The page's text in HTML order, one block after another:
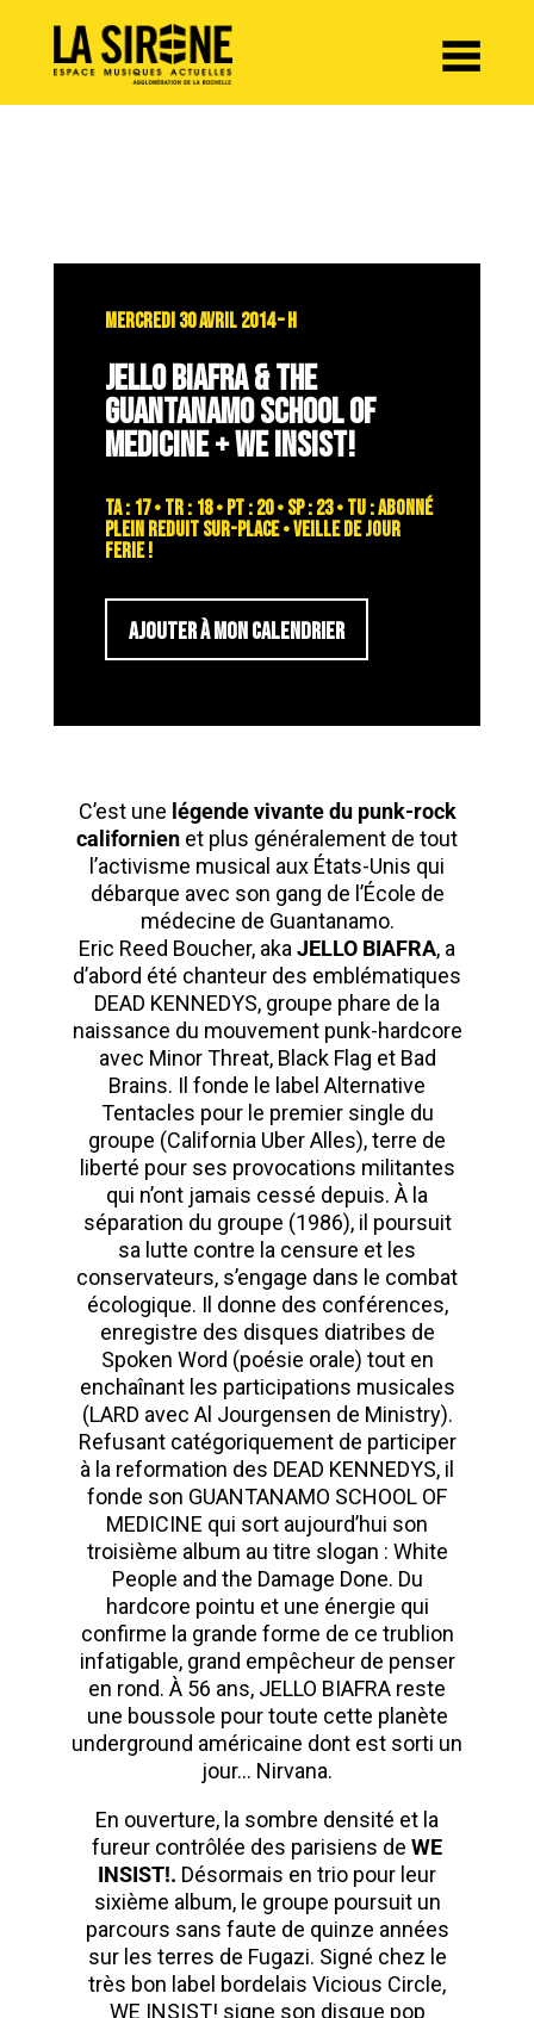
MERCREDI 30 AVRIL 2014 – H
JELLO BIAFRA & THE
GUANTANAMO SCHOOL OF
MEDICINE + WE INSIST!
TA : 17 • TR : 18 • PT : 20 • SP : 23 • TU : abonné
plein reduit sur-place • VEILLE DE JOUR
FERIE !
AJOUTER À MON CALENDRIER
C’est une légende vivante du punk-rock
californien et plus généralement de tout
l’activisme musical aux États-Unis qui
débarque avec son gang de l’École de
médecine de Guantanamo.
Eric Reed Boucher, akaJELLO BIAFRA, a
d’abord été chanteur des emblématiques
DEAD KENNEDYS, groupe phare de la
naissance du mouvement punk-hardcore
avec Minor Threat, Black Flag et Bad
Brains. Il fonde le label Alternative
Tentacles pour le premier single du
groupe (California Uber Alles), terre de
liberté pour ses provocations militantes
qui n’ont jamais cessé depuis. À la
séparation du groupe (1986), il poursuit
sa lutte contre la censure et les
conservateurs, s’engage dans le combat
écologique. Il donne des conférences,
enregistre des disques diatribes de
Spoken Word (poésie orale) tout en
enchaînant les participations musicales
(LARD avec Al Jourgensen de Ministry).
Refusant catégoriquement de participer
à la reformation des DEAD KENNEDYS, il
fonde son GUANTANAMO SCHOOL OF
MEDICINE qui sort aujourd’hui son
troisième album au titre slogan : White
People and the Damage Done. Du
hardcore pointu et une énergie qui
confirme la grande forme de ce trublion
infatigable, grand empêcheur de penser
en rond. À 56 ans, JELLO BIAFRA reste
une boussole pour toute cette planète
underground américaine dont est sorti un
jour… Nirvana.
En ouverture, la sombre densité et la
fureur contrôlée des parisiens de WE
INSIST!. Désormais en trio pour leur
sixième album, le groupe poursuit un
parcours sans faute de quinze années
sur les terres de Fugazi. Signé chez le
très bon label bordelais Vicious Circle,
WE INSIST! signe son disque pop